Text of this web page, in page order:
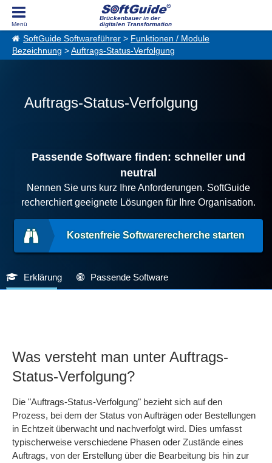
Brückenbauer in der
digitalen Transformation
SoftGuide Softwareführer > Funktionen / Module
Bezeichnung > Auftrags-Status-Verfolgung
Auftrags-Status-Verfolgung
Passende Software finden: schneller und
neutral
Nennen Sie uns kurz Ihre Anforderungen. SoftGuide
recherchiert geeignete Lösungen für Ihre Organisation.
Kostenfreie Softwarerecherche starten
Erklärung Passende Software
Was versteht man unter Auftrags-
Status-Verfolgung?
Die "Auftrags-Status-Verfolgung" bezieht sich auf den
Prozess, bei dem der Status von Aufträgen oder Bestellungen
in Echtzeit überwacht und nachverfolgt wird. Dies umfasst
typischerweise verschiedene Phasen oder Zustände eines
Auftrags, von der Erstellung über die Bearbeitung bis hin zur